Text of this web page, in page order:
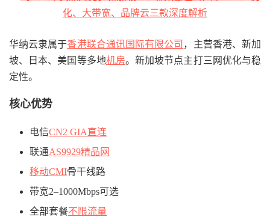
华纳云隶属于香港联合通讯国际有限公司 ，主营香港、新加
坡、日本、美国等多地机房。新加坡节点主打三网优化与稳
定性。
核心优势
电信CN2 GIA直连
联通AS9929精品网
移动CMI骨干线路
带宽2–1000Mbps可选
全部套餐不限流量